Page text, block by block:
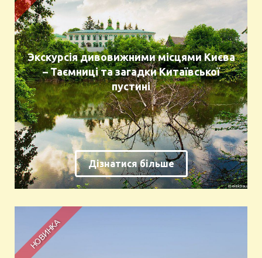
Экскурсія дивовижними місцями Києва
– Таємниці та загадки Китаївської
пустині
Дізнатися більше